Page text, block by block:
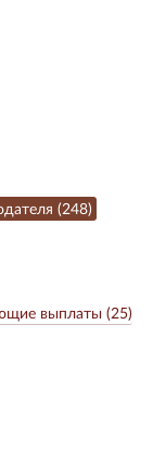
(248)
выплаты (25)